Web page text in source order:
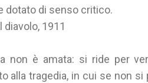
dotato di senso critico.
diavolo, 1911
non è amata: si ride per
alla tragedia, in cui se non si